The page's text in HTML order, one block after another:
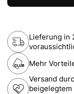
Lieferung in
Mehr
Versand